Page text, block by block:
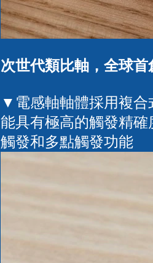
次世代類比軸，全球
▼電感軸軸體採用複合
能具有極高的觸發精
觸發和多點觸發功能